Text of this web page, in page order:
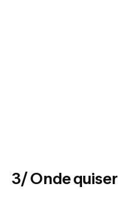
3/ Onde